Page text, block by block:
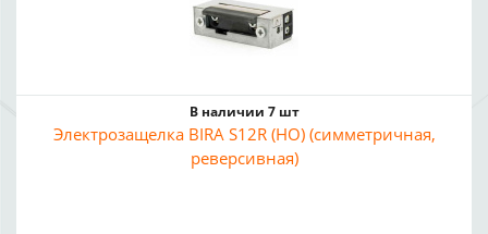
В наличии 7 шт
Электрозащелка BIRA S12R (НО) (симметричная,
реверсивная)